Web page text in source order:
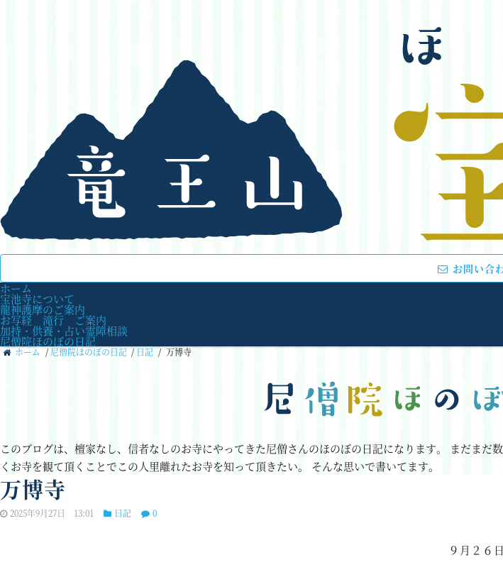
お問い合
ホーム
宝池寺について
龍神護摩のご案内
お写経 滝行 ご案内
加持・供養・占い霊障相談
尼僧院ほのぼの日記
ホーム /尼僧院ほのぼの日記 /日記 / 万博寺
このブログは、檀家なし、信者なしのお寺にやってきた尼僧さんのほのぼの日記になります。 まだまだ
くお寺を観て頂くことでこの人里離れたお寺を知って頂きたい。 そんな思いで書いてます。
万博寺
2025年9月27日 13:01 日記 0
９月２６日